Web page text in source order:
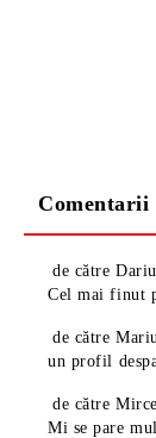
Comentarii
de către
Cel mai finut
de către
un profil
de către
Mi se pare